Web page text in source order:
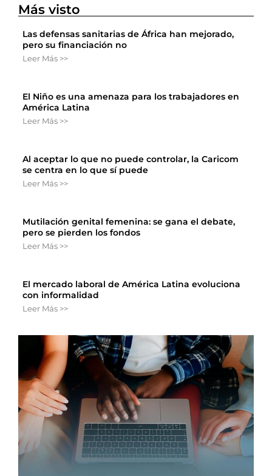
Más visto
Las defensas sanitarias de África han mejorado,
pero su financiación no
Leer Más >>
El Niño es una amenaza para los trabajadores en
América Latina
Leer Más >>
Al aceptar lo que no puede controlar, la Caricom
se centra en lo que sí puede
Leer Más >>
Mutilación genital femenina: se gana el debate,
pero se pierden los fondos
Leer Más >>
El mercado laboral de América Latina evoluciona
con informalidad
Leer Más >>